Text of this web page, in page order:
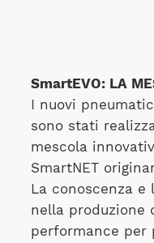
SmartEVO: LA
I nuovi
sono stati
mescola
SmartNET
La conoscenza e
nella produzione
performance per